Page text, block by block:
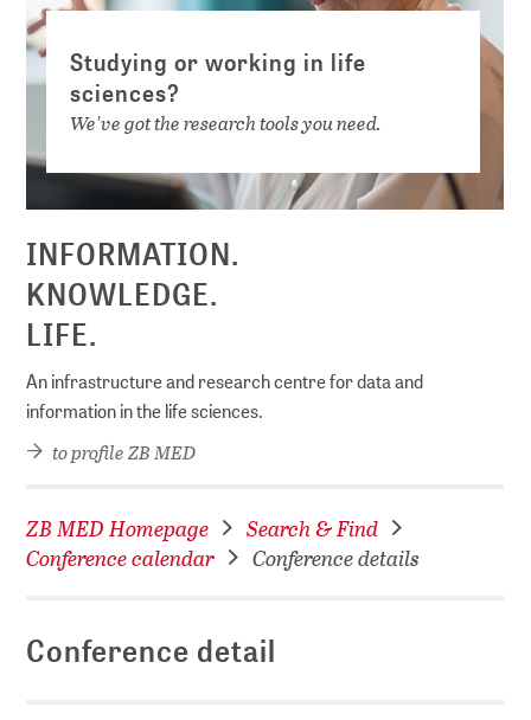
Studying or working in life
sciences?
We've got the research tools you need.
INFORMATION.
KNOWLEDGE.
LIFE.
An infrastructure and research centre for data and
information in the life sciences.
to profile ZB MED
ZB MED Homepage
Search & Find
Conference calendar
Conference details
Conference detail